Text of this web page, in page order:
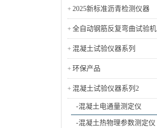
2025新标准沥青检测仪器
全自动钢筋反复弯曲试验机
混凝土试验仪器系列
环保产品
混凝土试验仪器系列2
-混凝土电通量测定仪
-混凝土热物理参数测定仪